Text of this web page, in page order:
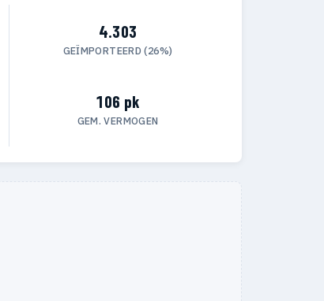
4.303
GEÏMPORTEERD (26%)
106 pk
GEM. VERMOGEN